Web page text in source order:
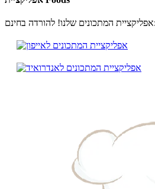
אפליקציית המתכונים שלנו! להורדה בחינם: